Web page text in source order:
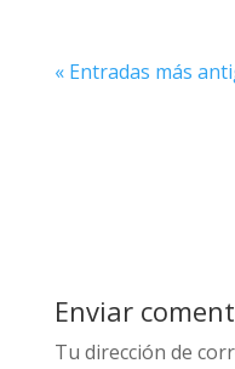
« Entradas más
Enviar
Tu dirección de